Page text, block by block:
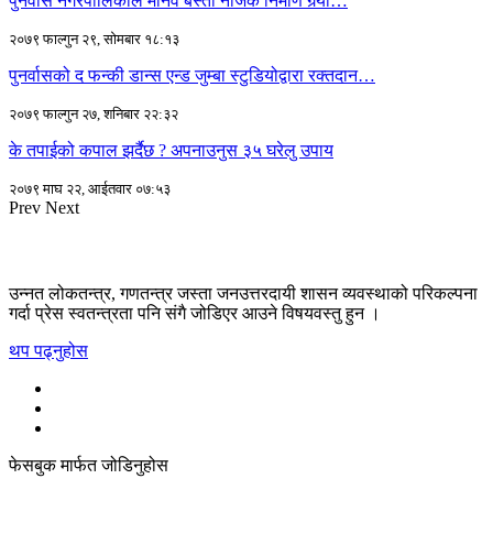
२०७९ फाल्गुन २९, सोमबार १८:१३
पुनर्वासको द फन्की डान्स एन्ड जुम्बा स्टुडियोद्वारा रक्तदान…
२०७९ फाल्गुन २७, शनिबार २२:३२
के तपाईको कपाल झर्दैछ ? अपनाउनुस ३५ घरेलु उपाय
२०७९ माघ २२, आईतवार ०७:५३
Prev Next
उन्नत लोकतन्त्र, गणतन्त्र जस्ता जनउत्तरदायी शासन व्यवस्थाको परिकल्पना
गर्दा प्रेस स्वतन्त्रता पनि संगै जोडिएर आउने विषयवस्तु हुन ।
थप पढ्नुहोस
फेसबुक मार्फत जोडिनुहोस